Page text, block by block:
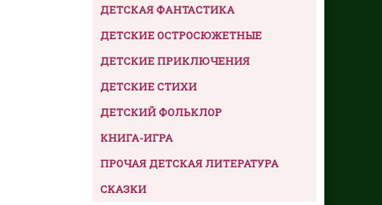
ДЕТСКАЯ ФАНТАСТИКА
ДЕТСКИЕ ОСТРОСЮЖЕТНЫЕ
ДЕТСКИЕ ПРИКЛЮЧЕНИЯ
ДЕТСКИЕ СТИХИ
ДЕТСКИЙ ФОЛЬКЛОР
КНИГА-ИГРА
ПРОЧАЯ ДЕТСКАЯ ЛИТЕРАТУРА
СКАЗКИ